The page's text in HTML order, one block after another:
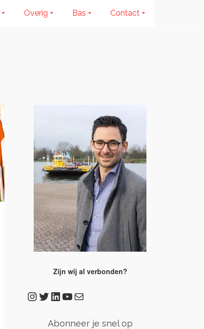
Overig Bas Contact
Zijn wij al verbonden?
Instagram
Twitter
LinkedIn
YouTube
E-mail
Abonneer je snel op